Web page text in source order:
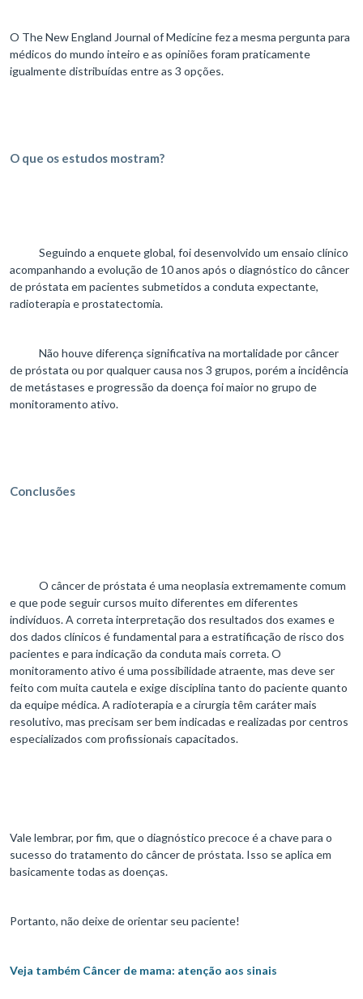
O The New England Journal of Medicine fez a mesma pergunta para
médicos do mundo inteiro e as opiniões foram praticamente
igualmente distribuídas entre as 3 opções.
O que os estudos mostram?
Seguindo a enquete global, foi desenvolvido um ensaio clínico
acompanhando a evolução de 10 anos após o diagnóstico do câncer
de próstata em pacientes submetidos a conduta expectante,
radioterapia e prostatectomia.
Não houve diferença significativa na mortalidade por câncer
de próstata ou por qualquer causa nos 3 grupos, porém a incidência
de metástases e progressão da doença foi maior no grupo de
monitoramento ativo.
Conclusões
O câncer de próstata é uma neoplasia extremamente comum
e que pode seguir cursos muito diferentes em diferentes
indivíduos. A correta interpretação dos resultados dos exames e
dos dados clínicos é fundamental para a estratificação de risco dos
pacientes e para indicação da conduta mais correta. O
monitoramento ativo é uma possibilidade atraente, mas deve ser
feito com muita cautela e exige disciplina tanto do paciente quanto
da equipe médica. A radioterapia e a cirurgia têm caráter mais
resolutivo, mas precisam ser bem indicadas e realizadas por centros
especializados com profissionais capacitados.
Vale lembrar, por fim, que o diagnóstico precoce é a chave para o
sucesso do tratamento do câncer de próstata. Isso se aplica em
basicamente todas as doenças.
Portanto, não deixe de orientar seu paciente!
Veja também Câncer de mama: atenção aos sinais